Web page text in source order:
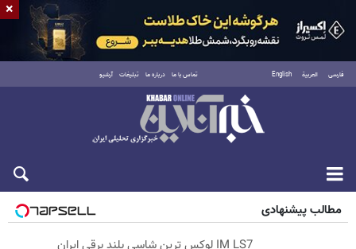
فارسی العربية English تماس با ما درباره ما تبلیغات آرشیو
پنجشنبه ۱۵ مرداد ۱۴۰۵
مطالب پیشنهادی
IM LS7 لوکس ترین شاسی بلند برقی ایران
×